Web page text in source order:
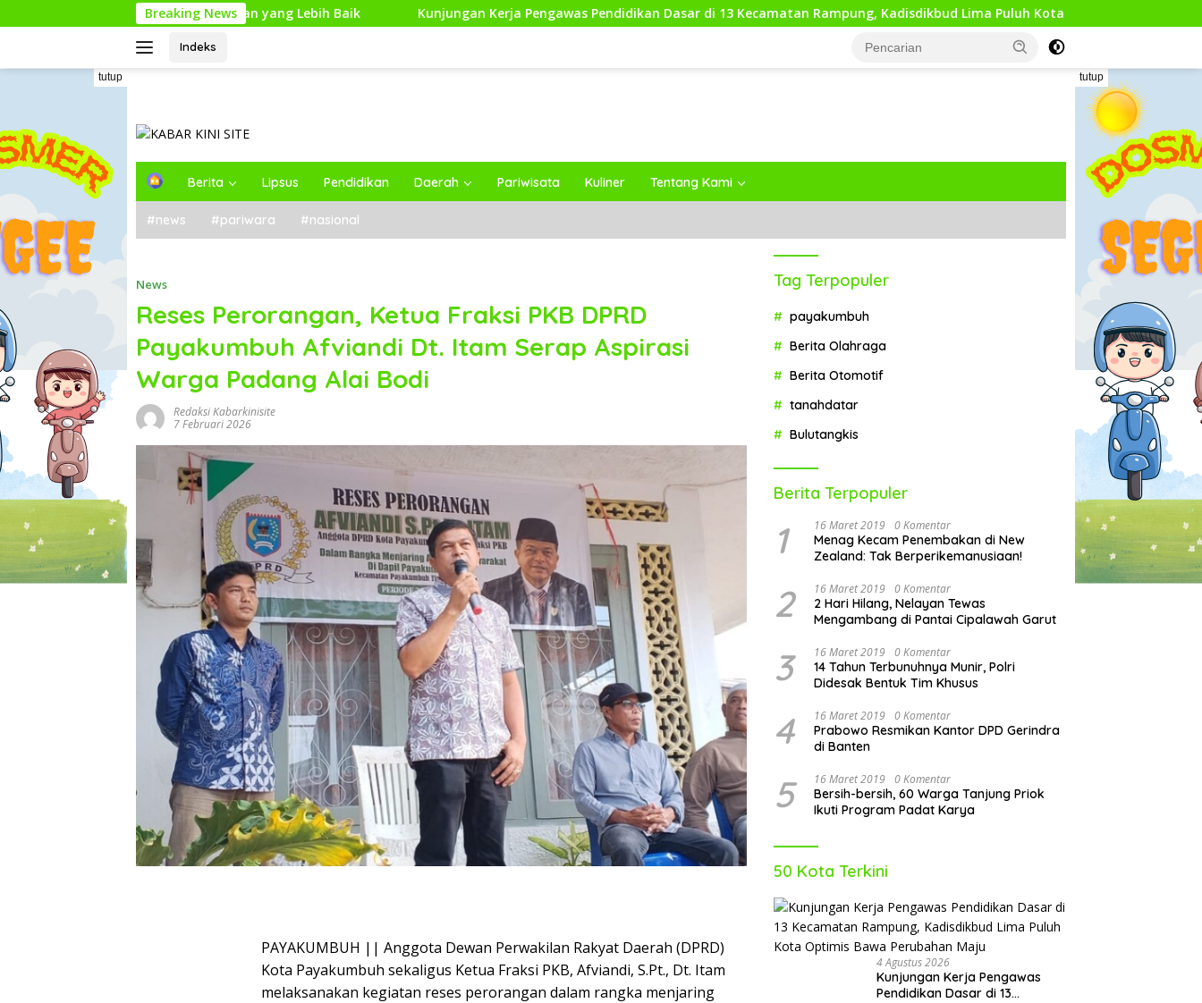
ke
Breaking News
untuk Perencanaan yang Lebih Baik Kunjungan Kerja Pengawas Pendidikan Dasar di 13 Kecamatan Rampung, Kadisdikbud Lima Puluh Kota Optimis Bawa Perubahan Maju
Indeks
tutup tutup
H
e
Berita Lipsus Pendidikan Daerah Pariwisata Kuliner Tentang Kami
#news #pariwara #nasional
News
Reses Perorangan, Ketua Fraksi PKB DPRD
Payakumbuh Afviandi Dt. Itam Serap Aspirasi
Warga Padang Alai Bodi
Redaksi Kabarkinisite
7 Februari 2026
PAYAKUMBUH || Anggota Dewan Perwakilan Rakyat Daerah (DPRD)
Kota Payakumbuh sekaligus Ketua Fraksi PKB, Afviandi, S.Pt., Dt. Itam
melaksanakan kegiatan reses perorangan dalam rangka menjaring
Tag Terpopuler
payakumbuh
Berita Olahraga
Berita Otomotif
tanahdatar
Bulutangkis
Berita Terpopuler
1 16 Maret 2019 0 Komentar
Menag Kecam Penembakan di New
Zealand: Tak Berperikemanusiaan!
2 16 Maret 2019 0 Komentar
2 Hari Hilang, Nelayan Tewas
Mengambang di Pantai Cipalawah Garut
3 16 Maret 2019 0 Komentar
14 Tahun Terbunuhnya Munir, Polri
Didesak Bentuk Tim Khusus
4 16 Maret 2019 0 Komentar
Prabowo Resmikan Kantor DPD Gerindra
di Banten
5 16 Maret 2019 0 Komentar
Bersih-bersih, 60 Warga Tanjung Priok
Ikuti Program Padat Karya
50 Kota Terkini
4 Agustus 2026
Kunjungan Kerja Pengawas
Pendidikan Dasar di 13